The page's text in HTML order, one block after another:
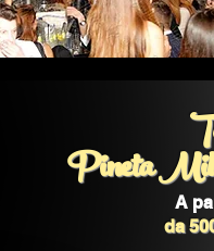
Pineta
A
da